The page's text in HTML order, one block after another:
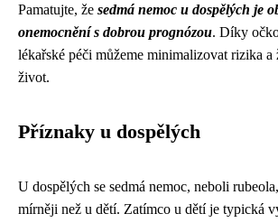
Pamatujte, že sedmá nemoc u dospělých je
onemocnění s dobrou prognózou. Díky
lékařské péči můžeme minimalizovat rizika
život.
Příznaky u dospělých
U dospělých se sedmá nemoc, neboli
mírněji než u dětí. Zatímco u dětí je typická